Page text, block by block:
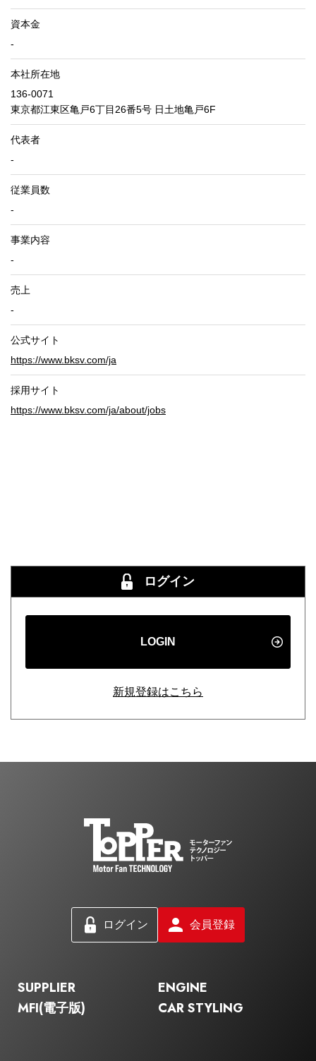
資本金
-
本社所在地
136-0071
東京都江東区亀戸6丁目26番5号 日土地亀戸6F
代表者
-
従業員数
-
事業内容
-
売上
-
公式サイト
https://www.bksv.com/ja
採用サイト
https://www.bksv.com/ja/about/jobs
ログイン
LOGIN
新規登録はこちら
ログイン 会員登録
SUPPLIER
ENGINE
MFI(電子版)
CAR STYLING